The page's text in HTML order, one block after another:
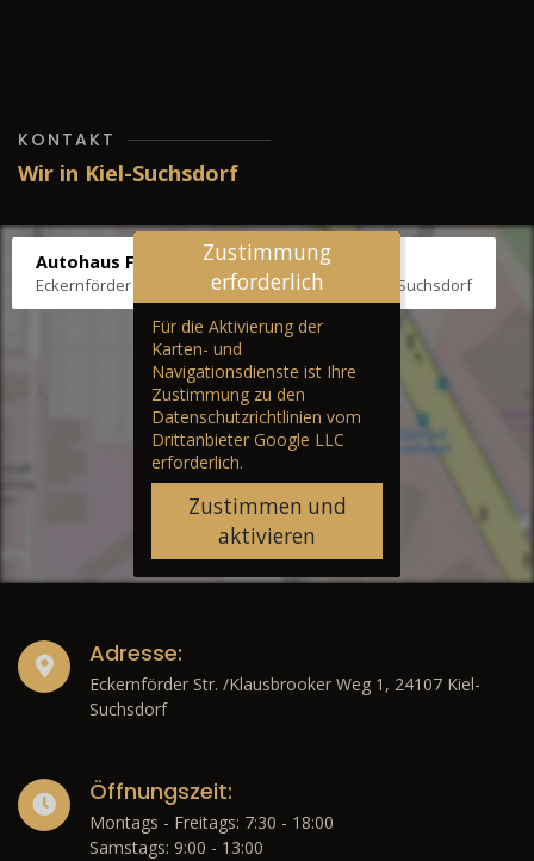
KONTAKT
Wir in Kiel-Suchsdorf
Autohaus Fräter
Eckernförder Str. /Klausbrooker Weg 1, 24107 Kiel-Suchsdorf
Zustimmung
erforderlich
Für die Aktivierung der
Karten- und
Navigationsdienste ist Ihre
Zustimmung zu den
Datenschutzrichtlinien vom
Drittanbieter Google LLC
erforderlich.
Zustimmen und
aktivieren
Adresse:
Eckernförder Str. /Klausbrooker Weg 1, 24107 Kiel-
Suchsdorf
Öffnungszeit:
Montags - Freitags: 7:30 - 18:00
Samstags: 9:00 - 13:00